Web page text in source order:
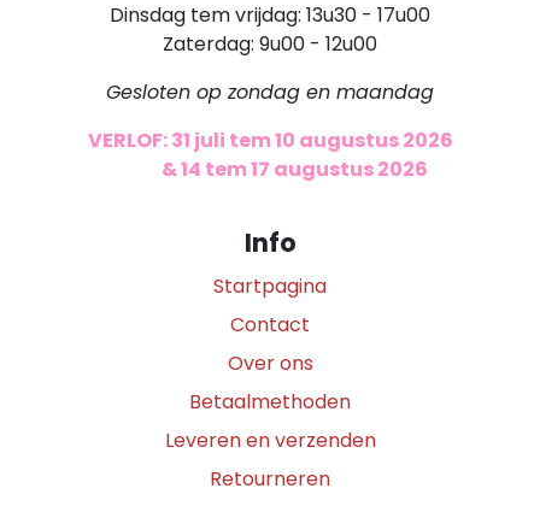
Dinsdag tem vrijdag: 13u30 - 17u00
Zaterdag: 9u00 - 12u00
Gesloten op zondag en maandag
VERLOF: 31 juli tem 10 augustus 2026
& 14 tem 17 augustus 2026
Info
Startpagina
Contact
Over ons
Betaalmethoden
Leveren en verzenden
Retourneren